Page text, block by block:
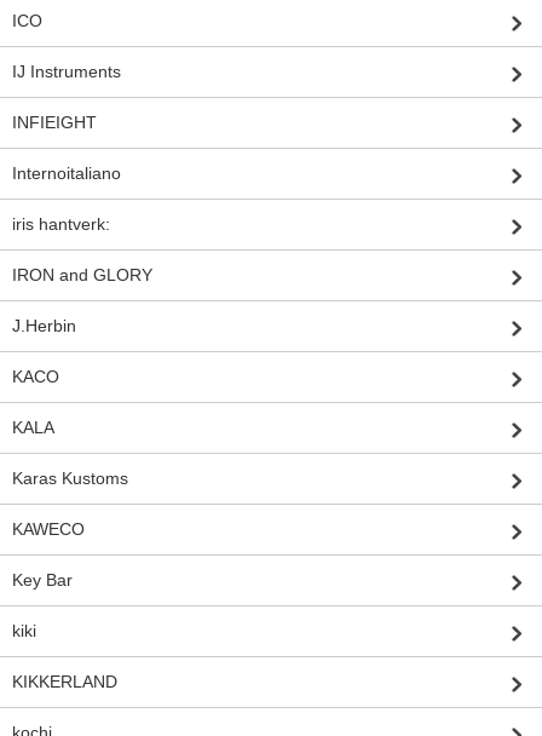
ICO
IJ Instruments
INFIEIGHT
Internoitaliano
iris hantverk:
IRON and GLORY
J.Herbin
KACO
KALA
Karas Kustoms
KAWECO
Key Bar
kiki
KIKKERLAND